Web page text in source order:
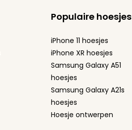
Populaire hoesjes
iPhone 11 hoesjes
iPhone XR hoesjes
Samsung Galaxy A51
hoesjes
Samsung Galaxy A21s
hoesjes
Hoesje ontwerpen